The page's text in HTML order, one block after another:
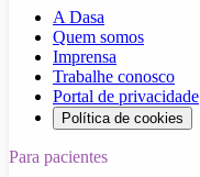
A Dasa
Quem somos
Imprensa
Trabalhe conosco
Portal de privacidade
Política de cookies
Para pacientes